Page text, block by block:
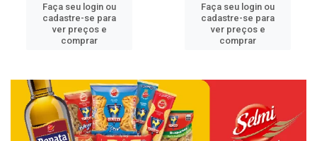
Faça seu login ou
cadastre-se para
ver preços e
comprar
Faça seu login ou
cadastre-se para
ver preços e
comprar